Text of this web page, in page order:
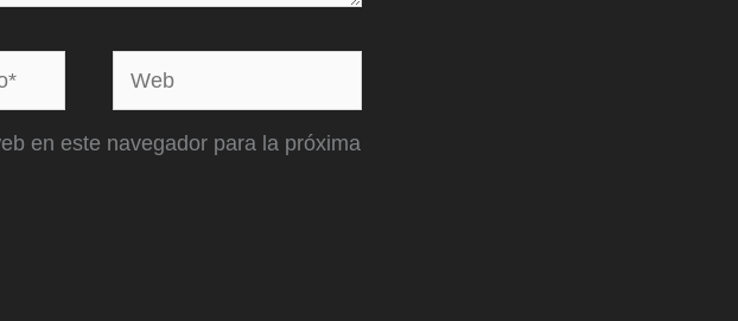
Web
en este navegador para la próxima